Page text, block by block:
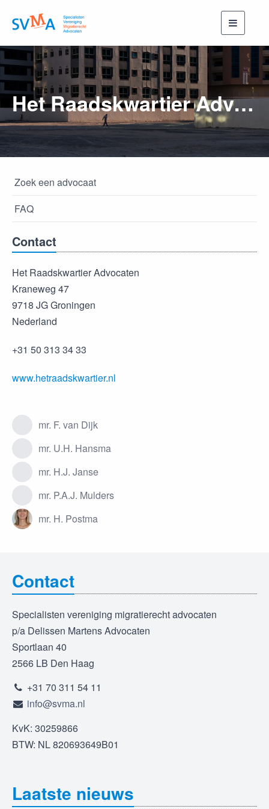
Toggle
Het Raadskwartier Advocaten
Zoek een advocaat
FAQ
Contact
Het Raadskwartier Advocaten
Kraneweg 47
9718 JG Groningen
Nederland
+31 50 313 34 33
www.hetraadskwartier.nl
mr. F. van Dijk
mr. U.H. Hansma
mr. H.J. Janse
mr. P.A.J. Mulders
mr. H. Postma
Contact
Specialisten vereniging migratierecht advocaten
p/a Delissen Martens Advocaten
Sportlaan 40
2566 LB Den Haag
+31 70 311 54 11
info@svma.nl
KvK: 30259866
BTW: NL 820693649B01
Laatste nieuws